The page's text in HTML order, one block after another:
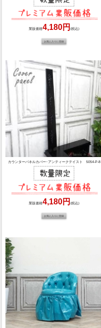
業販価格4,180円(税込)
カウンターパネルカバー･アンティークテイスト 5054-P-8
業販価格4,180円(税込)